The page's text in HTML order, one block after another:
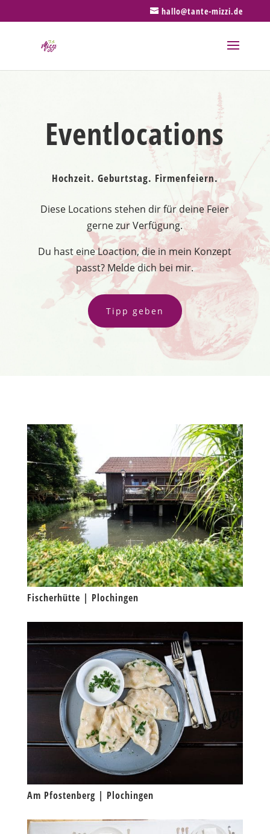
hallo@tante-mizzi.de
Eventlocations
Hochzeit. Geburtstag. Firmenfeiern.
Diese Locations stehen dir für deine Feier
gerne zur Verfügung.
Du hast eine Loaction, die in mein Konzept
passt? Melde dich bei mir.
Tipp geben
Fischerhütte | Plochingen
Am Pfostenberg | Plochingen